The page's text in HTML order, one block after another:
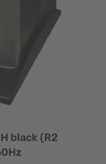
black (R2